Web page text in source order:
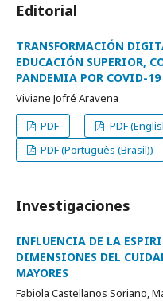
Editorial
TRANSFORMACIÓN
EDUCACIÓN SUPERIOR,
PANDEMIA POR COVID-19
Viviane Jofré Aravena
PDF
PDF
PDF (Português (Brasil))
Investigaciones
INFLUENCIA DE LA
DIMENSIONES DEL
MAYORES
Fabiola Castellanos Soriano,